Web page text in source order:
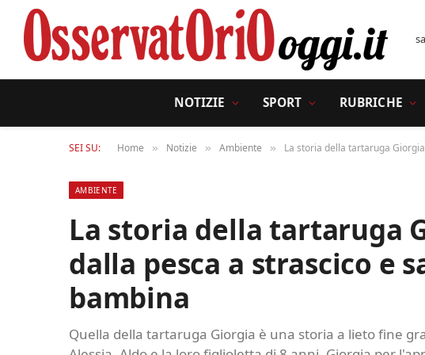
NOTIZIE SPORT RUBRICHE
SEI SU: Home » Notizie » Ambiente » La storia della tartaruga
AMBIENTE
La storia della tartaruga
dalla pesca a strascico e
bambina
Quella della tartaruga Giorgia è una storia a lieto fine